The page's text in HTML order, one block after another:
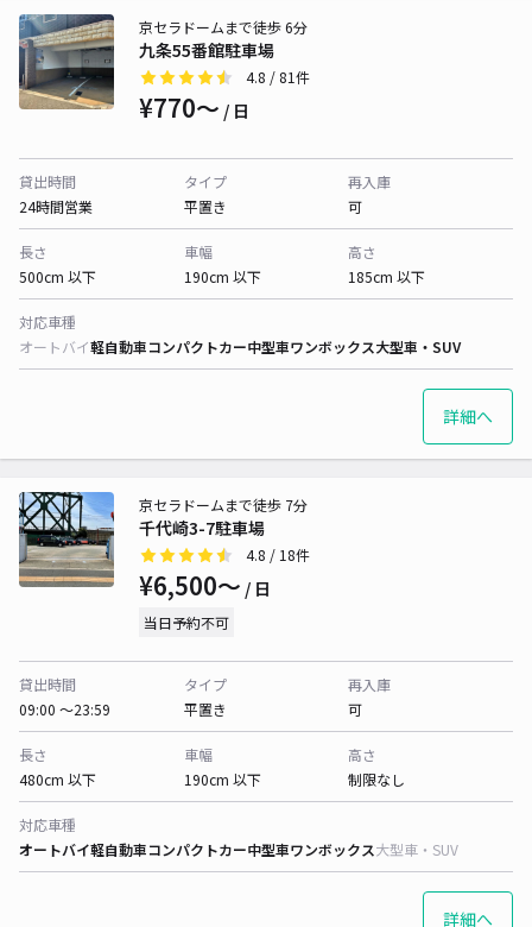
九条55番館駐車場
京セラドームまで徒歩 6分
4.8 / 81件
¥770〜 / 日
貸出時間
24時間営業
タイプ
平置き
再入庫
可
長さ
500cm 以下
車幅
190cm 以下
高さ
185cm 以下
対応車種
オートバイ軽自動車コンパクトカー中型車ワンボックス大型車・SUV
詳細へ
千代崎3-7駐車場
京セラドームまで徒歩 7分
4.8 / 18件
¥6,500〜 / 日
当日予約不可
貸出時間
09:00 〜23:59
タイプ
平置き
再入庫
可
長さ
480cm 以下
車幅
190cm 以下
高さ
制限なし
対応車種
オートバイ軽自動車コンパクトカー中型車ワンボックス大型車・SUV
詳細へ